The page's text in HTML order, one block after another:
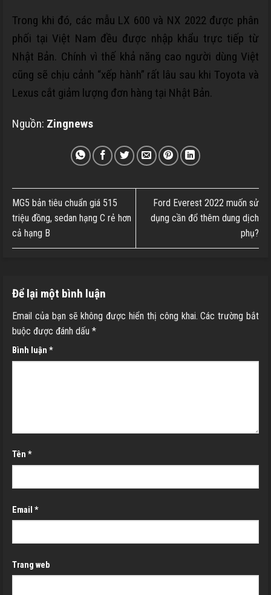
Trong khi đó, các mẫu LX 600 và NX 2022 được phân
phối tại Việt Nam đều được nhập khẩu trực tiếp từ
Nhật Bản. Chính vì thế khả năng cao người dùng Việt
cũng sẽ chịu cảnh “xếp hành” rất lâu sau khi Toyota và
Lexus cắt giảm lượng đơn hàng tại Nhật Bản.
Nguồn: Zingnews
MG5 bản tiêu chuẩn giá 515
triệu đồng, sedan hạng C rẻ hơn
cả hạng B
Ford Everest 2022 muốn sử
dụng cần đổ thêm dung dịch
phụ?
Để lại một bình luận
Email của bạn sẽ không được hiển thị công khai. Các trường bắt
buộc được đánh dấu *
Bình luận *
Tên *
Email *
Trang web